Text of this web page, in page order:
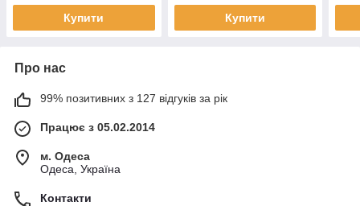
Купити Купити
Про нас
99% позитивних з 127 відгуків за рік
Працює з 05.02.2014
м. Одеса
Одеса, Україна
Контакти